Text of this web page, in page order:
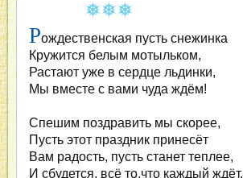
Рождественская пусть снежинка
Кружится белым мотыльком,
Растают уже в сердце льдинки,
Мы вместе с вами чуда ждём!
Спешим поздравить мы скорее,
Пусть этот праздник принесёт
Вам радость, пусть станет теплее,
И сбудется, всё то,что каждый ждёт.